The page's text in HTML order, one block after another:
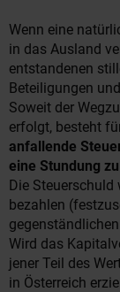
Wenn eine
in das Ausland
entstandenen
Beteiligungen
Soweit der
erfolgt, besteht
anfallende
eine Stundung
Die
bezahlen
Wird das
jener Teil des
in Österreich